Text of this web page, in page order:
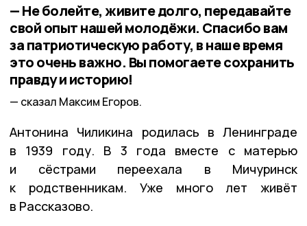
— Не болейте, живите долго, передавайте
свой опыт нашей молодёжи. Спасибо вам
за патриотическую работу, в наше время
это очень важно. Вы помогаете сохранить
правду и историю!
сказал Максим Егоров.
Антонина Чиликина родилась в Ленинграде
в 1939 году. В 3 года вместе с матерью
и сёстрами переехала в Мичуринск
к родственникам. Уже много лет живёт
в Рассказово.